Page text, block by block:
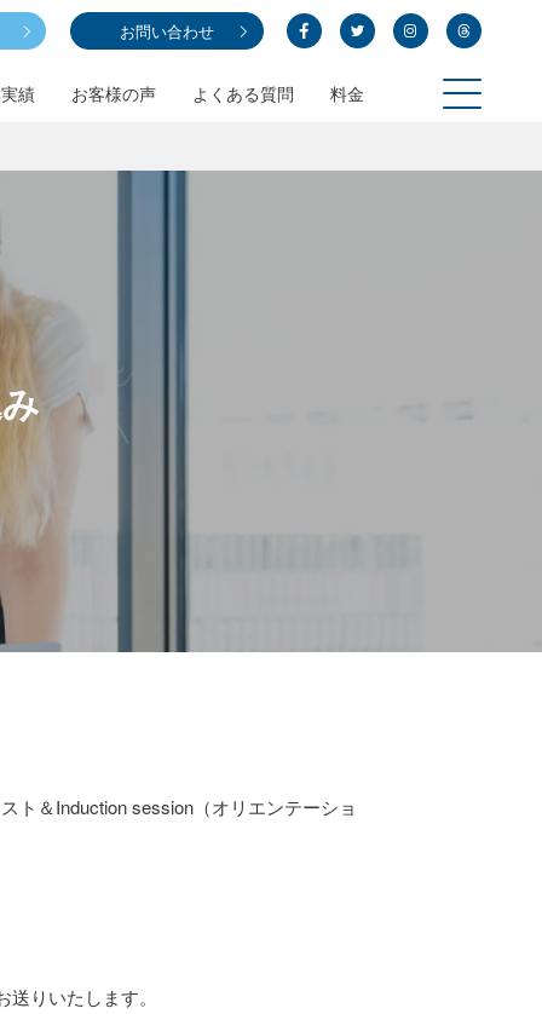
お問い合わせ
績 お客様の声 よくある質問 料金
Induction session（オリエンテーショ
りいたします。